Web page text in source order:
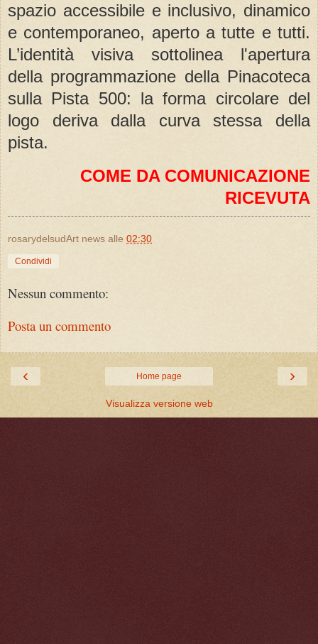
spazio accessibile e inclusivo, dinamico
e contemporaneo, aperto a tutte e tutti.
L’identità visiva sottolinea l'apertura
della programmazione della Pinacoteca
sulla Pista 500: la forma circolare del
logo deriva dalla curva stessa della
pista.
COME DA COMUNICAZIONE
RICEVUTA
rosarydelsudArt news alle 02:30
Condividi
Nessun commento:
Posta un commento
‹ ›
Home page
Visualizza versione web